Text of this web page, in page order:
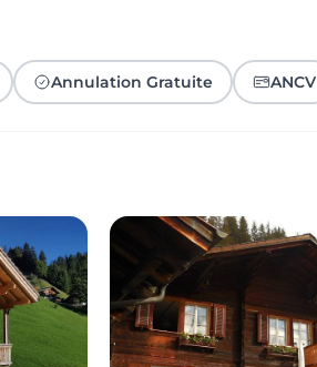
Annulation Gratuite ANCV